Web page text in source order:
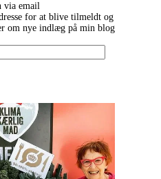
via email
for at blive tilmeldt og
om nye indlæg på min blog